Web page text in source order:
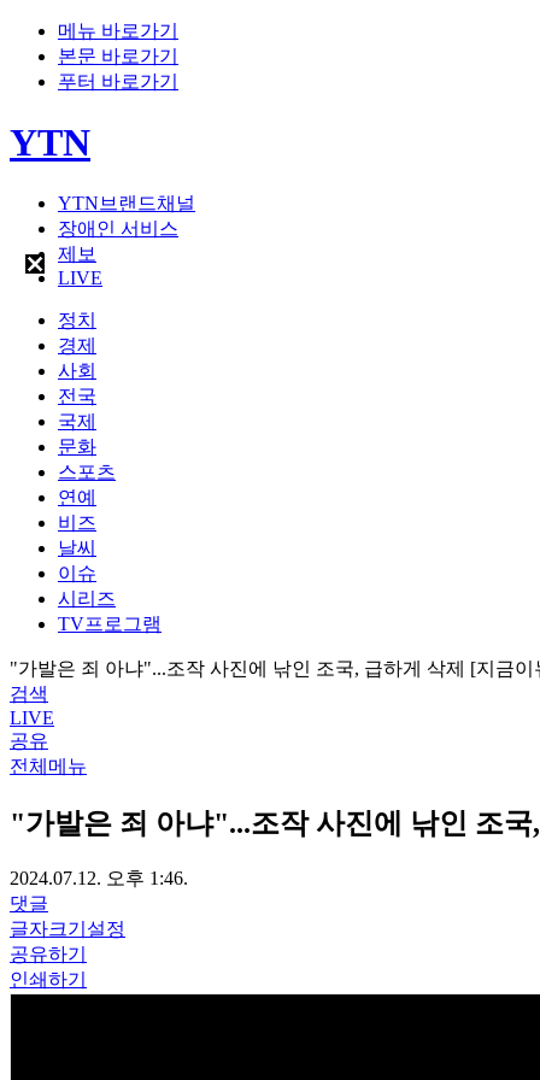
메뉴 바로가기
본문 바로가기
푸터 바로가기
YTN
YTN브랜드채널
장애인 서비스
제보
LIVE
정치
경제
사회
전국
국제
문화
스포츠
연예
비즈
날씨
이슈
시리즈
TV프로그램
"가발은 죄 아냐"...조작 사진에 낚인 조국, 급하게 삭제 [지금이
검색
LIVE
공유
전체메뉴
"가발은 죄 아냐"...조작 사진에 낚인 조
2024.07.12. 오후 1:46.
댓글
글자크기설정
공유하기
인쇄하기